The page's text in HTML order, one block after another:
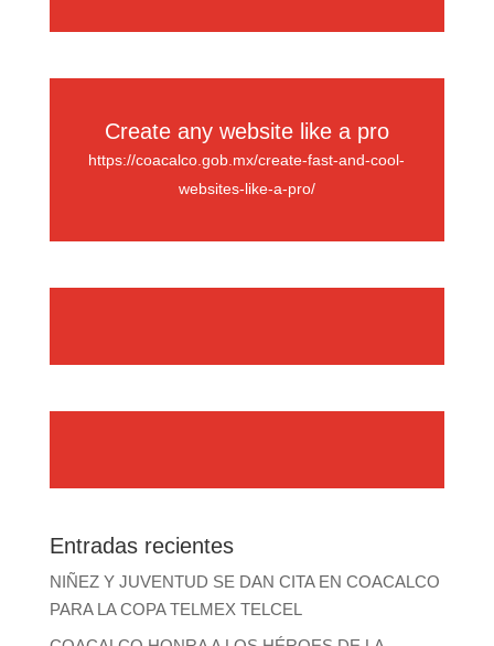
Create any website like a pro
https://coacalco.gob.mx/create-fast-and-cool-
websites-like-a-pro/
Entradas recientes
NIÑEZ Y JUVENTUD SE DAN CITA EN COACALCO
PARA LA COPA TELMEX TELCEL